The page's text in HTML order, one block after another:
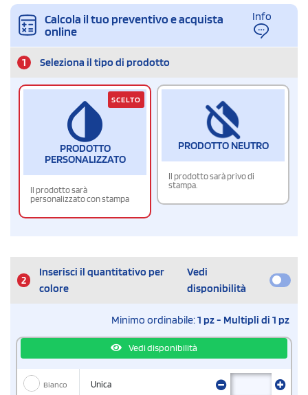
Calcola il tuo preventivo e acquista
online
Info
1 Seleziona il tipo di prodotto
PRODOTTO
PERSONALIZZATO
Il prodotto sarà
personalizzato con stampa
SCELTO
PRODOTTO NEUTRO
Il prodotto sarà privo di
stampa.
2
Inserisci il quantitativo per
colore
Vedi
disponibilità
Minimo ordinabile:1 pz - Multipli di 1 pz
Vedi disponibilità
Bianco Unica